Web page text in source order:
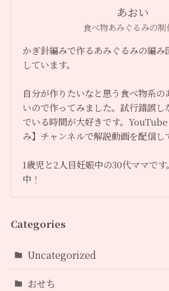
あおい
食べ物あみぐるみの制
かぎ針編みで作るあみぐるみの編み
しています。
自分が作りたいなと思う食べ物系の
いので作ってみました。試行錯誤し
でいる時間が大好きです。
み】チャンネルで解説動画を配信し
1歳児と2人目妊娠中の30代ママで
中！
Categories
Uncategorized
おせち